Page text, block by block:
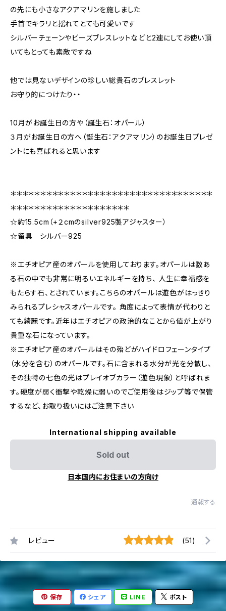
の先にも小さなアクアマリンを施しました
手首でキラリと揺れてとても可愛いです
シルバーチェーンやビーズブレスレットなどと2連にしてお使い頂
いてもとっても素敵ですね
他では見ないデザインの珍しい総貴石のブレスレット
お守り的につけたり・・
10月がお誕生日の方や（誕生石：オパール）
３月がお誕生日の方へ（誕生石：アクアマリン）のお誕生日プレゼ
ントにも喜ばれると思います
＊＊＊＊＊＊＊＊＊＊＊＊＊＊＊＊＊＊＊＊＊＊＊＊＊＊＊＊＊＊＊＊＊＊
＊＊＊＊＊＊＊＊＊＊＊＊＊＊＊＊＊＊＊＊
☆約15.5cm（+２cmのsilver925製アジャスター）
☆留具 シルバー925
※エチオピア産のオパールを使用しております。オパールは数あ
る石の中でも非常に明るいエネルギーを持ち、 人生に幸福感を
もたらす石、とされています。こちらのオパールは遊色がはっきり
みられるプレシャスオパールです。 角度によって表情が代わりと
ても綺麗です。近年はエチオピアの政治的なことから値が上がり
貴重な石になっています。
※エチオピア産のオパールはその殆どがハイドロフェーンタイプ
（水分を含む）のオパールです。石に含まれる水分が光を分散し、
その独特の七色の光はプレイオブカラー（遊色現象）と呼ばれま
す。硬度が弱く衝撃や乾燥に弱いのでご使用後はジップ等で保管
するなど、お取り扱いにはご注意下さい
International shipping available
Sold out
日本国内にお住まいの方向け
通報する
レビュー (51)
保存 シェア LINE ポスト